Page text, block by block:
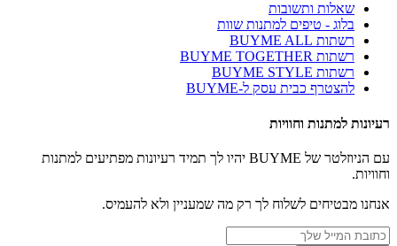
שאלות ותשובות
בלוג - טיפים למתנות שוות
רשתות BUYME ALL
רשתות BUYME TOGETHER
רשתות BUYME STYLE
להצטרף כבית עסק ל-BUYME
רעיונות למתנות וחוויות
עם הניוזלטר של BUYME יהיו לך תמיד רעיונות מפתיעים למתנות
וחוויות.
אנחנו מבטיחים לשלוח לך רק מה שמעניין ולא להעמיס.